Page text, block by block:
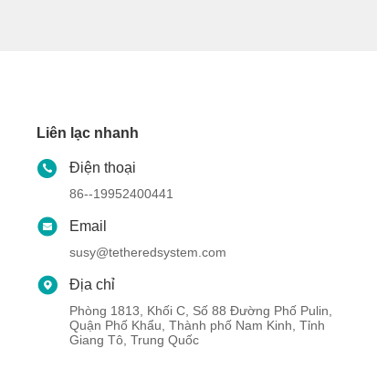
Liên lạc nhanh
Điện thoại
86--19952400441
Email
susy@tetheredsystem.com
Địa chỉ
Phòng 1813, Khối C, Số 88 Đường Phố Pulin,
Quận Phố Khẩu, Thành phố Nam Kinh, Tỉnh
Giang Tô, Trung Quốc